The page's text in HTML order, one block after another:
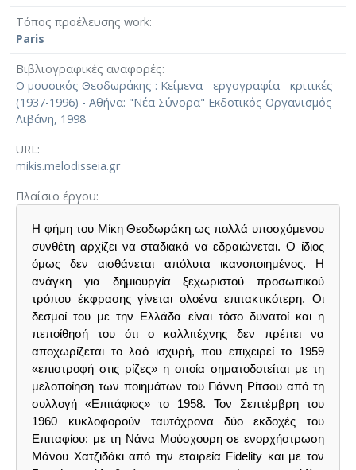
Τόπος προέλευσης work
Paris
Βιβλιογραφικές αναφορές
Ο μουσικός Θεοδωράκης : Κείμενα - εργογραφία - κριτικές
(1937-1996) - Αθήνα: "Νέα Σύνορα" Εκδοτικός Οργανισμός
Λιβάνη, 1998
URL
mikis.melodisseia.gr
Πλαίσιο έργου
Η φήμη του Μίκη Θεοδωράκη ως πολλά υποσχόμενου
συνθέτη αρχίζει να σταδιακά να εδραιώνεται. Ο ίδιος
όμως δεν αισθάνεται απόλυτα ικανοποιημένος. Η
ανάγκη για δημιουργία ξεχωριστού προσωπικού
τρόπου έκφρασης γίνεται ολοένα επιτακτικότερη. Οι
δεσμοί του με την Ελλάδα είναι τόσο δυνατοί και η
πεποίθησή του ότι ο καλλιτέχνης δεν πρέπει να
αποχωρίζεται το λαό ισχυρή, που επιχειρεί το 1959
«επιστροφή στις ρίζες» η οποία σηματοδοτείται με τη
μελοποίηση των ποιημάτων του Γιάννη Ρίτσου από τη
συλλογή «Επιτάφιος» το 1958. Τον Σεπτέμβρη του
1960 κυκλοφορούν ταυτόχρονα δύο εκδοχές του
Επιταφίου: με τη Νάνα Μούσχουρη σε ενορχήστρωση
Μάνου Χατζιδάκι από την εταιρεία Fidelity και με τον